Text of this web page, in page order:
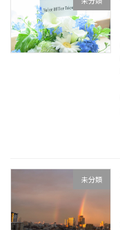
未分類